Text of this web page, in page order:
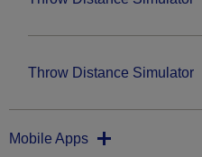
Throw Distance Simulator
Mobile Apps